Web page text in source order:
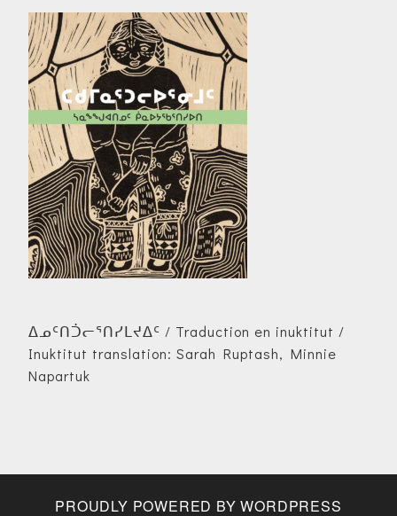
ᐃᓄᑦᑎᑑᓕᕐᑎᓯᒪᔪᐃᑦ / Traduction en inuktitut /
Inuktitut translation: Sarah Ruptash, Minnie
Napartuk
PROUDLY POWERED BY WORDPRESS